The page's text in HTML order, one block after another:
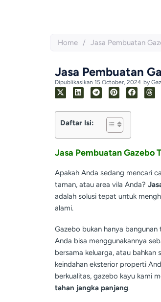
Home / Jasa Pembuatan
Jasa Pembuatan
Dipublikasikan 15 October, 2024 by
Daftar Isi:
Jasa Pembuatan Gazebo
Apakah Anda sedang mencari
taman, atau area vila Anda?
adalah solusi tepat untuk
alami.
Gazebo bukan hanya
Anda bisa menggunakannya
bersama keluarga, atau
keindahan eksterior properti
berkualitas, gazebo kayu kami
tahan jangka panjang.